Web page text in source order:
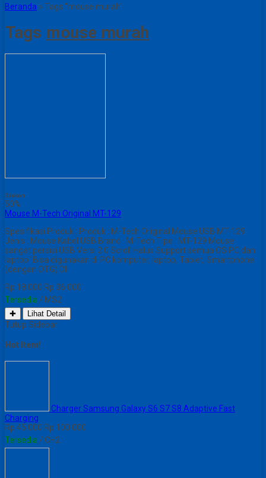
Beranda » Tags "mouse murah"
Tags mouse murah
Diskon
50%
Mouse M-Tech Original MT-129
Spesifikasi Produk : Produk : M-Tech Original Mouse USB MT-129
Jenis : Mouse Kabel USB Brand : M-Tech Tipe : MT-129 Mouse
sangat persisi USB Versi 2.0 Scroll Halus Support semua OS PC dan
laptop` Bisa digunakan di PC komputer, laptop, Tablet, Smartphone
(dengan OTG) Dll
Rp 18.000 Rp 36.000
Tersedia / MS2
✚ Lihat Detail
Tutup Sidebar
Hot Item!
Charger Samsung Galaxy S6 S7 S8 Adaptive Fast
Charging
Rp 45.000 Rp 100.000
Tersedia / CH2